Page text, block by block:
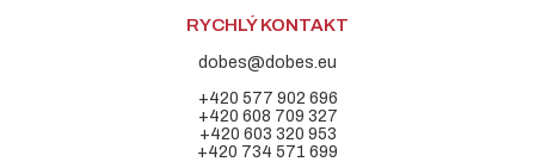
RYCHLÝ KONTAKT
dobes@dobes.eu
+420 577 902 696
+420 608 709 327
+420 603 320 953
+420 734 571 699